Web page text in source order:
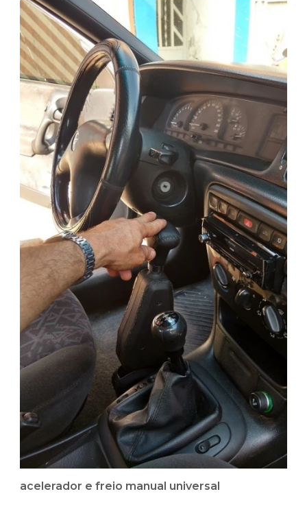
acelerador e freio manual universal